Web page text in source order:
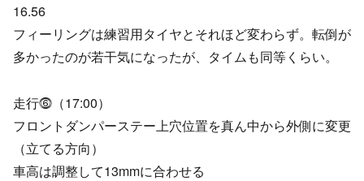
16.56
フィーリングは練習用タイヤとそれほど変わらず。転倒が
多かったのが若干気になったが、タイムも同等くらい。
走行⓺（17:00）
フロントダンパーステー上穴位置を真ん中から外側に変更
（立てる方向）
車高は調整して13mmに合わせる